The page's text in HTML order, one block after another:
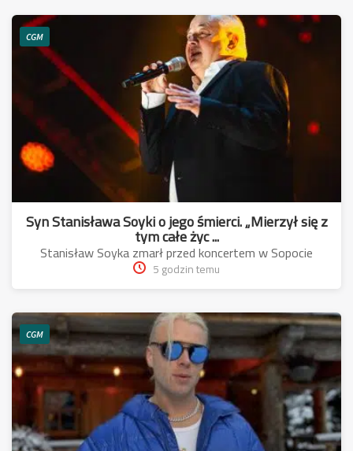
CGM
Syn Stanisława Soyki o jego śmierci. „Mierzył się z
tym całe życ ...
Stanisław Soyka zmarł przed koncertem w Sopocie
5 godzin temu
CGM